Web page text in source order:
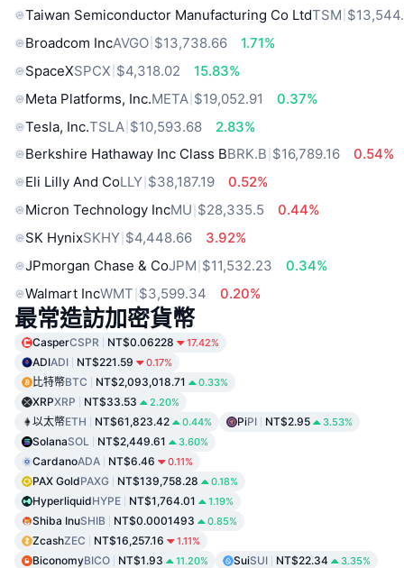
Taiwan Semiconductor Manufacturing Co LtdTSM
Broadcom IncAVGO $13,738.66
1.71%
SpaceXSPCX $4,318.02
15.83%
Meta Platforms, Inc.META $19,052.91
0.37%
Tesla, Inc.TSLA $10,593.68
2.83%
Berkshire Hathaway Inc Class BBRK.B $16,789.16
0.54%
Eli Lilly And CoLLY $38,187.19
0.52%
Micron Technology IncMU $28,335.5
0.44%
SK HynixSKHY $4,448.66
3.92%
JPmorgan Chase & CoJPM $11,532.23
0.34%
Walmart IncWMT $3,599.34 0.20%
最常造訪加密貨幣
CasperCSPR NT$0.06228 17.42%
ADIADI NT$221.59 0.17%
比特幣BTC NT$2,093,018.71 0.33%
XRPXRP NT$33.53 2.20%
以太幣ETH NT$61,823.42 0.44% PiPI NT$2.95 3.53%
SolanaSOL NT$2,449.61 3.60%
CardanoADA NT$6.46 0.11%
PAX GoldPAXG NT$139,758.28 0.18%
HyperliquidHYPE NT$1,764.01 1.19%
Shiba InuSHIB NT$0.0001493 0.85%
ZcashZEC NT$16,257.16 1.11%
BiconomyBICO NT$1.93 11.20% SuiSUI NT$22.34 3.35%